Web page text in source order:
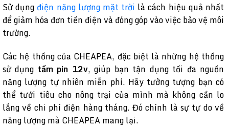
Sử dụng điện năng lượng mặt trời là cách hiệu quả nhất
để giảm hóa đơn tiền điện và đóng góp vào việc bảo vệ môi
trường.
Các hệ thống của CHEAPEA, đặc biệt là những hệ thống
sử dụng tấm pin 12v, giúp bạn tận dụng tối đa nguồn
năng lượng tự nhiên miễn phí. Hãy tưởng tượng bạn có
thể tưới tiêu cho nông trại của mình mà không cần lo
lắng về chi phí điện hàng tháng. Đó chính là sự tự do về
năng lượng mà CHEAPEA mang lại.